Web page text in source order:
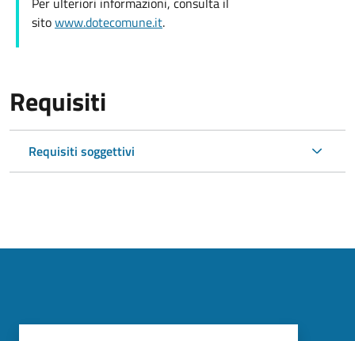
sitowww.dotecomune.it.
Requisiti
Requisiti soggettivi